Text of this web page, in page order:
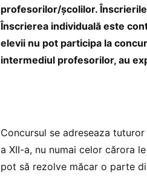
profesorilor/şcolilor.
Înscrierea individuală este
elevii nu pot participa la
intermediul profesorilor, au
Concursul se adreseaza
a XII-a, nu numai celor cărora
pot să rezolve măcar o parte